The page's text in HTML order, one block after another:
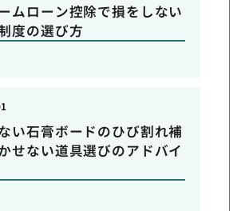
ムローン控除で損をしない
度の選び方
い石膏ボードのひび割れ補
せない道具選びのアドバイ